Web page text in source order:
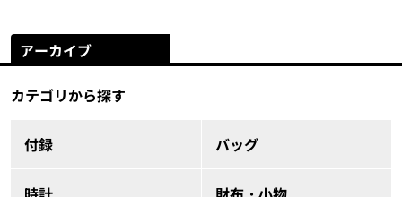
アーカイブ
カテゴリから探す
付録 バッグ